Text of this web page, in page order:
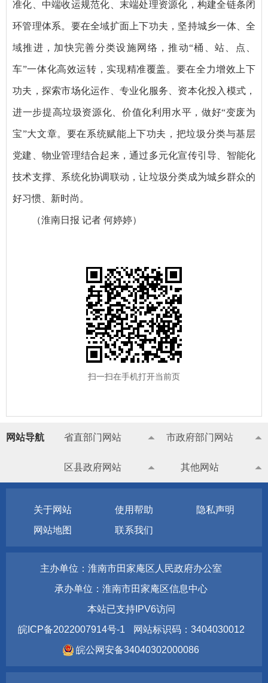
准化、中端收运规范化、末端处理资源化，构建全链条闭
环管理体系。要在全域扩面上下功夫，坚持城乡一体、全
域推进，加快完善分类设施网络，推动“桶、站、点、
车”一体化高效运转，实现精准覆盖。要在全力增效上下
功夫，探索市场化运作、专业化服务、资本化投入模式，
进一步提高垃圾资源化、价值化利用水平，做好“变废为
宝”大文章。要在系统赋能上下功夫，把垃圾分类与基层
党建、物业管理结合起来，通过多元化宣传引导、智能化
技术支撑、系统化协调联动，让垃圾分类成为城乡群众的
好习惯、新时尚。
（淮南日报 记者 何婷婷）
扫一扫在手机打开当前页
网站导航 省直部门网站 市政府部门网站
区县政府网站 其他网站
关于网站 使用帮助
隐私声明
网站地图
联系我们
主办单位：淮南市田家庵区人民政府办公室
承办单位：淮南市田家庵区信息中心
本站已支持IPV6访问
皖ICP备2022007914号-1
网站标识码：3404030012
皖公网安备34040302000086